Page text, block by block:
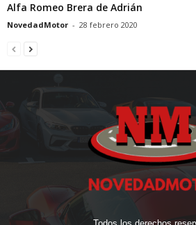
Alfa Romeo Brera de Adrián
NovedadMotor - 28 febrero 2020